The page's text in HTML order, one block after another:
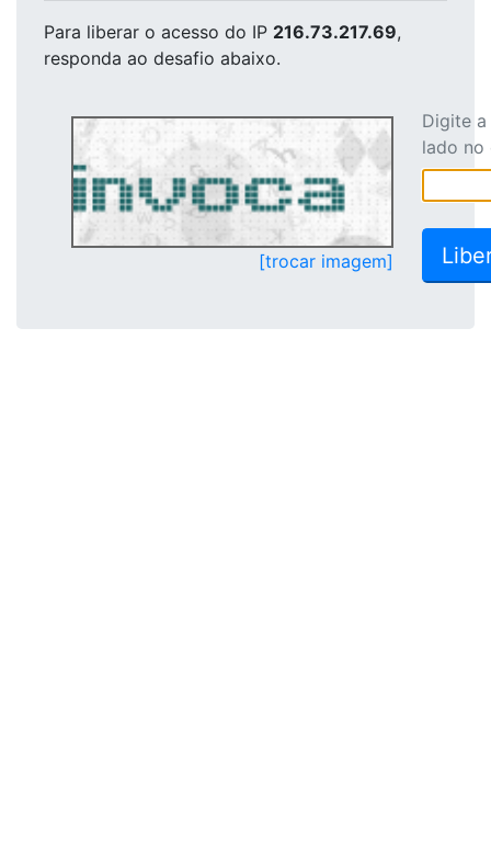
Para liberar o acesso do IP 216.73.217.69,
responda ao desafio abaixo.
[trocar imagem]
Digite
lado no